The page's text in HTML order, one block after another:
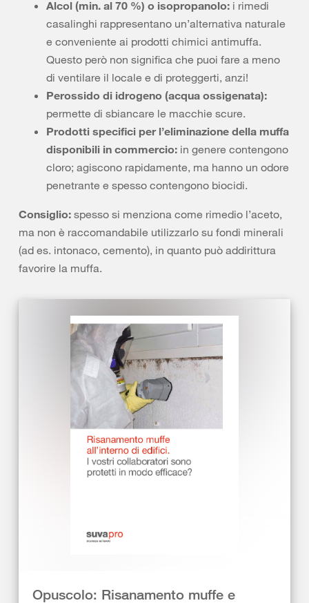
Alcol (min. al 70 %) o isopropanolo: i rimedi
casalinghi rappresentano un’alternativa naturale
e conveniente ai prodotti chimici antimuffa.
Questo però non significa che puoi fare a meno
di ventilare il locale e di proteggerti, anzi!
Perossido di idrogeno (acqua ossigenata):
permette di sbiancare le macchie scure.
Prodotti specifici per l’eliminazione della muffa
disponibili in commercio: in genere contengono
cloro; agiscono rapidamente, ma hanno un odore
penetrante e spesso contengono biocidi.
Consiglio: spesso si menziona come rimedio l’aceto,
ma non è raccomandabile utilizzarlo su fondi minerali
(ad es. intonaco, cemento), in quanto può addirittura
favorire la muffa.
Opuscolo: Risanamento muffe e